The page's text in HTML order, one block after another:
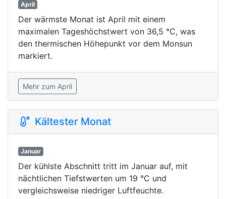
April
Der wärmste Monat ist April mit einem
maximalen Tageshöchstwert von 36,5 °C, was
den thermischen Höhepunkt vor dem Monsun
markiert.
Mehr zum April
Kältester Monat
Januar
Der kühlste Abschnitt tritt im Januar auf, mit
nächtlichen Tiefstwerten um 19 °C und
vergleichsweise niedriger Luftfeuchte.